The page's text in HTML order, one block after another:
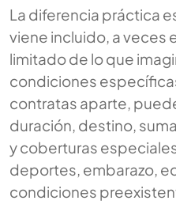
La diferencia práctica
viene incluido, a veces
limitado de lo que
condiciones
contratas aparte,
duración, destino,
y coberturas
deportes, embarazo,
condiciones